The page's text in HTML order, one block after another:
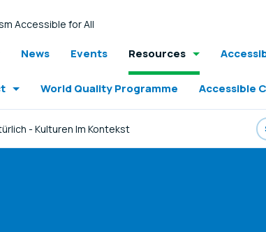
Accessible for All
News Events Resources
World Quality Programme Accessible
- Kulturen Im Kontekst